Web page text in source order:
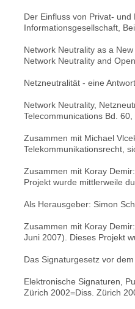
Der Einfluss von Privat-
Informationsgesellschaft,
Network Neutrality as a
Network Neutrality and
Netzneutralität - eine
Network Neutrality,
Telecommunications Bd.
Zusammen mit Michael
Telekommunikationsrecht,
Zusammen mit Koray
Projekt wurde mittlerweile
Als Herausgeber: Simon
Zusammen mit Koray
Juni 2007). Dieses Projekt
Das Signaturgesetz vor
Elektronische Signaturen,
Zürich 2002=Diss. Zürich